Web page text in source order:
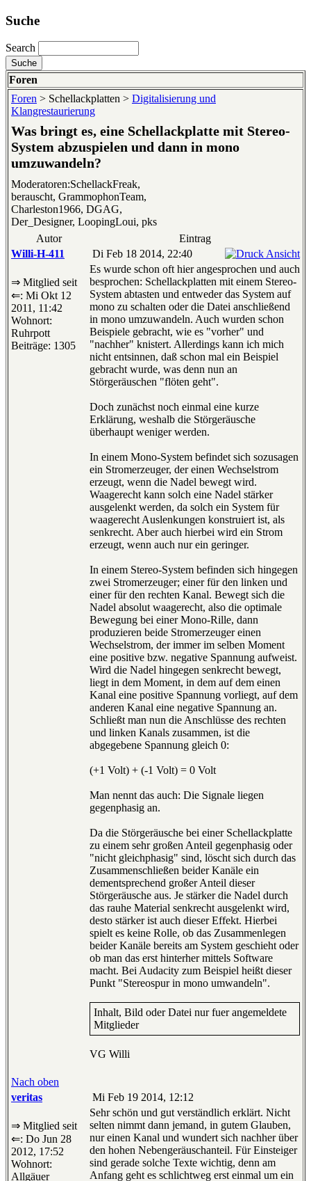
Suche
Search
Foren
Foren > Schellackplatten > Digitalisierung und
Klangrestaurierung
Was bringt es, eine Schellackplatte mit Stereo-
System abzuspielen und dann in mono
umzuwandeln?
Moderatoren:SchellackFreak,
berauscht, GrammophonTeam,
Charleston1966, DGAG,
Der_Designer, LoopingLoui, pks
Autor
Eintrag
Willi-H-411
Di Feb 18 2014, 22:40
⇒ Mitglied seit
⇐: Mi Okt 12
2011, 11:42
Wohnort:
Ruhrpott
Beiträge: 1305
Es wurde schon oft hier angesprochen und auch
besprochen: Schellackplatten mit einem Stereo-
System abtasten und entweder das System auf
mono zu schalten oder die Datei anschließend
in mono umzuwandeln. Auch wurden schon
Beispiele gebracht, wie es "vorher" und
"nachher" knistert. Allerdings kann ich mich
nicht entsinnen, daß schon mal ein Beispiel
gebracht wurde, was denn nun an
Störgeräuschen "flöten geht".
Doch zunächst noch einmal eine kurze
Erklärung, weshalb die Störgeräusche
überhaupt weniger werden.
In einem Mono-System befindet sich sozusagen
ein Stromerzeuger, der einen Wechselstrom
erzeugt, wenn die Nadel bewegt wird.
Waagerecht kann solch eine Nadel stärker
ausgelenkt werden, da solch ein System für
waagerecht Auslenkungen konstruiert ist, als
senkrecht. Aber auch hierbei wird ein Strom
erzeugt, wenn auch nur ein geringer.
In einem Stereo-System befinden sich hingegen
zwei Stromerzeuger; einer für den linken und
einer für den rechten Kanal. Bewegt sich die
Nadel absolut waagerecht, also die optimale
Bewegung bei einer Mono-Rille, dann
produzieren beide Stromerzeuger einen
Wechselstrom, der immer im selben Moment
eine positive bzw. negative Spannung aufweist.
Wird die Nadel hingegen senkrecht bewegt,
liegt in dem Moment, in dem auf dem einen
Kanal eine positive Spannung vorliegt, auf dem
anderen Kanal eine negative Spannung an.
Schließt man nun die Anschlüsse des rechten
und linken Kanals zusammen, ist die
abgegebene Spannung gleich 0:
(+1 Volt) + (-1 Volt) = 0 Volt
Man nennt das auch: Die Signale liegen
gegenphasig an.
Da die Störgeräusche bei einer Schellackplatte
zu einem sehr großen Anteil gegenphasig oder
"nicht gleichphasig" sind, löscht sich durch das
Zusammenschließen beider Kanäle ein
dementsprechend großer Anteil dieser
Störgeräusche aus. Je stärker die Nadel durch
das rauhe Material senkrecht ausgelenkt wird,
desto stärker ist auch dieser Effekt. Hierbei
spielt es keine Rolle, ob das Zusammenlegen
beider Kanäle bereits am System geschieht oder
ob man das erst hinterher mittels Software
macht. Bei Audacity zum Beispiel heißt dieser
Punkt "Stereospur in mono umwandeln".
Inhalt, Bild oder Datei nur fuer angemeldete
Mitglieder
VG Willi
Nach oben
veritas
Mi Feb 19 2014, 12:12
⇒ Mitglied seit
⇐: Do Jun 28
2012, 17:52
Wohnort:
Allgäuer
Sehr schön und gut verständlich erklärt. Nicht
selten nimmt dann jemand, in gutem Glauben,
nur einen Kanal und wundert sich nachher über
den hohen Nebengeräuschanteil. Für Einsteiger
sind gerade solche Texte wichtig, denn am
Anfang geht es schlichtweg erst einmal um ein